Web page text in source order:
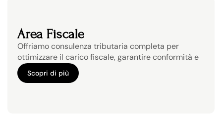
Area Fiscale
Offriamo consulenza tributaria completa per
ottimizzare il carico fiscale, garantire conformità e
pianificare con visione.
Scopri di più
Scopri di più